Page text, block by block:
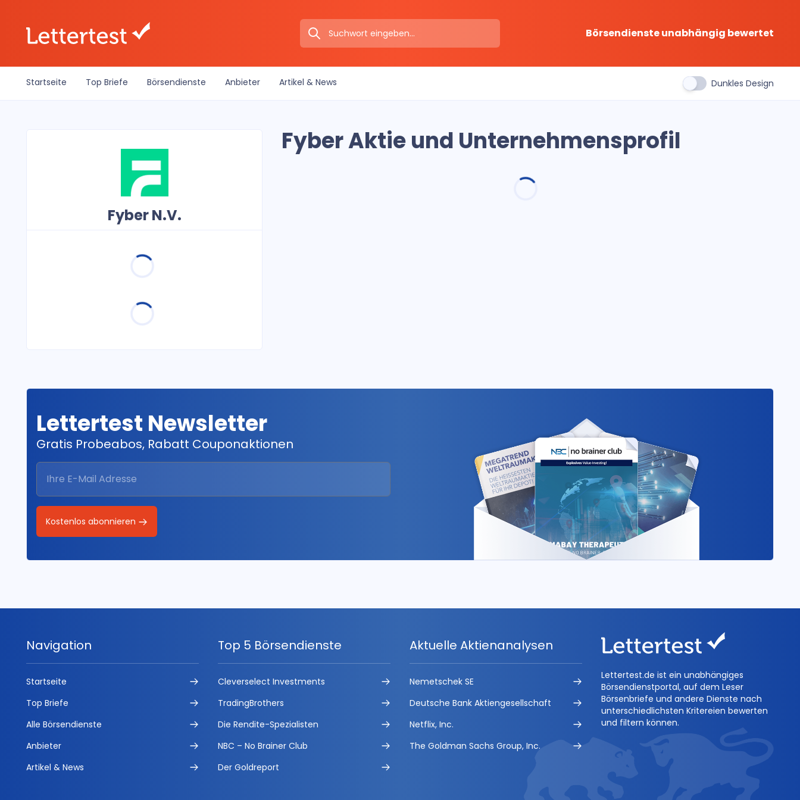
Börsendienste unabhängig bewertet
Startseite Top Briefe Börsendienste Anbieter Artikel & News Dunkles Design
Fyber N.V.
Fyber Aktie und Unternehmensprofil
Lettertest Newsletter
Gratis Probeabos, Rabatt Couponaktionen
Kostenlos abonnieren
Navigation
Startseite
Top Briefe
Alle Börsendienste
Anbieter
Artikel & News
Top 5 Börsendienste
Cleverselect Investments
TradingBrothers
Die Rendite-Spezialisten
NBC – No Brainer Club
Der Goldreport
Aktuelle Aktienanalysen
Nemetschek SE
Deutsche Bank Aktiengesellschaft
Netflix, Inc.
The Goldman Sachs Group, Inc.
Lettertest.de ist ein unabhängiges
Börsendienstportal, auf dem Leser
Börsenbriefe und andere Dienste nach
unterschiedlichsten Kritereien bewerten
und filtern können.